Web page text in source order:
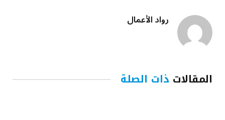
رواد الأعمال
المقالات ذات الصلة